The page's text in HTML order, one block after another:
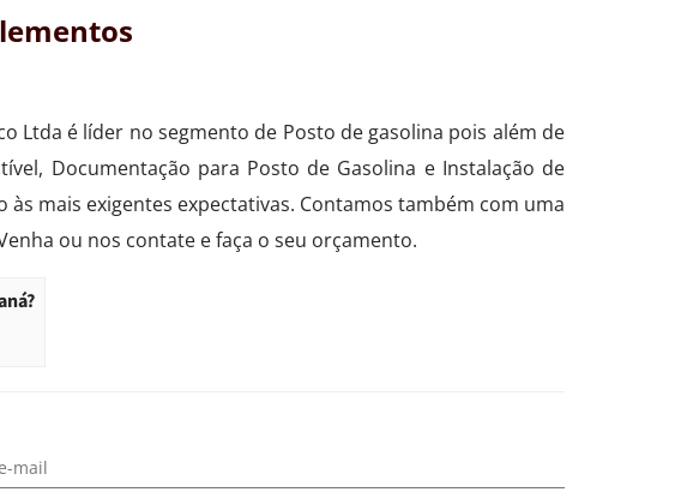
Ltda é líder no segmento de Posto de gasolina pois além de
Documentação para Posto de Gasolina e Instalação de
mais exigentes expectativas. Contamos também com uma
ou nos contate e faça o seu orçamento.